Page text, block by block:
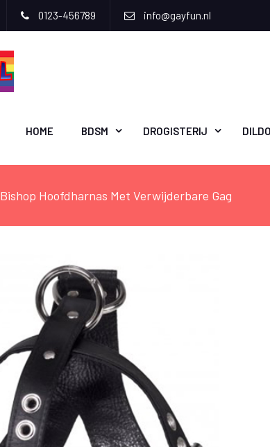
0123-456789 info@gayfun.nl
HOME BDSM DROGISTERIJ DILDO
Bishop Hoofdharnas Met Verwijderbare Gag